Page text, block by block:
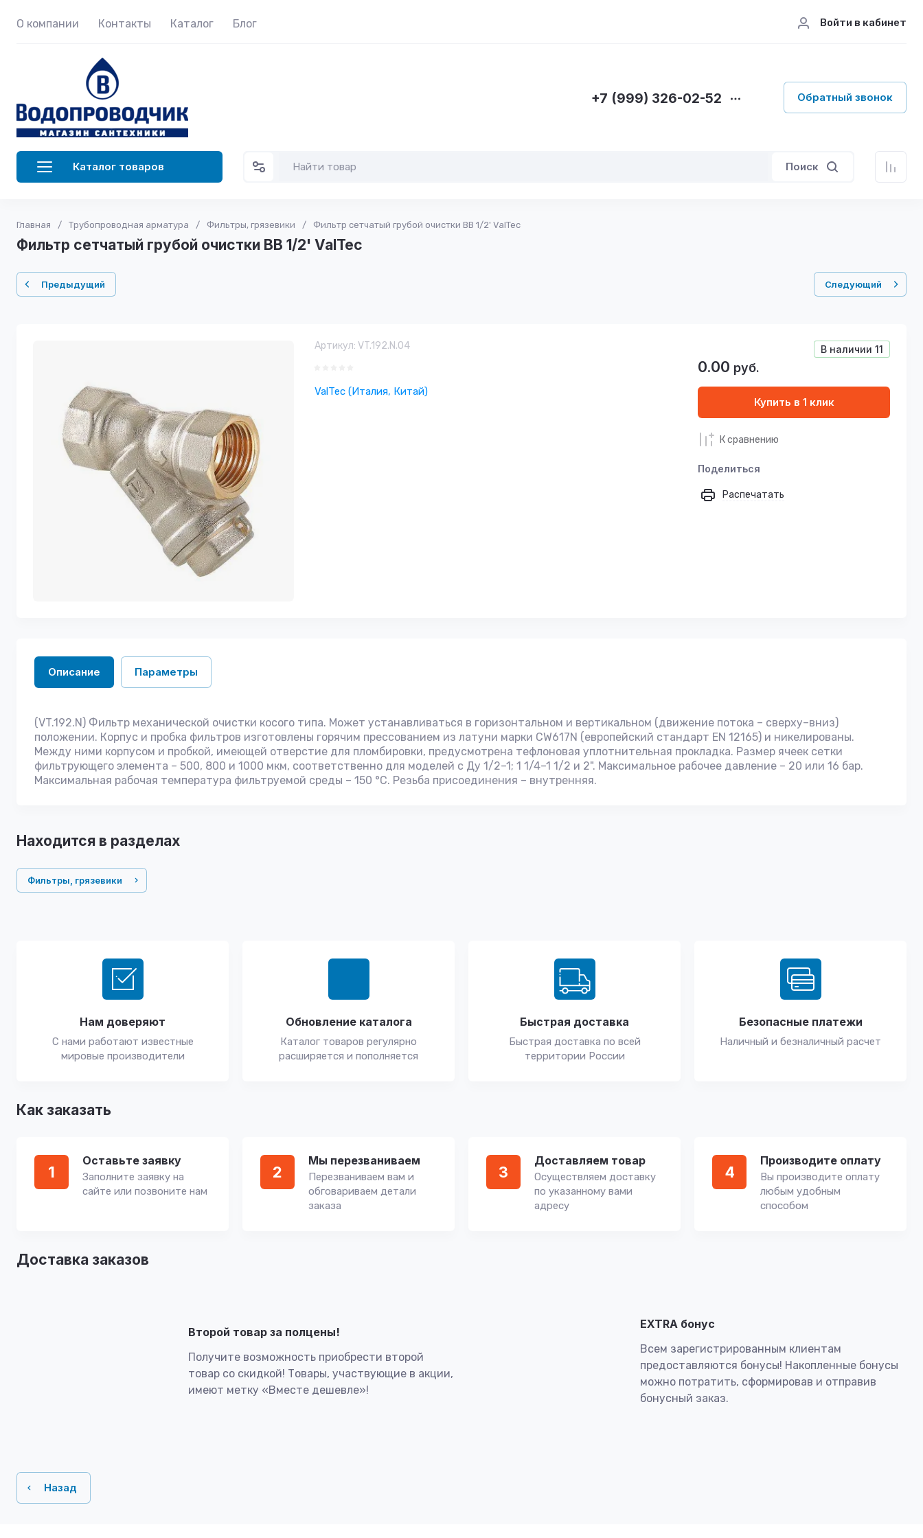
О компании Контакты Каталог Блог Войти в кабинет
+7 (999) 326-02-52 Обратный звонок
Каталог товаров Поиск
Главная / Трубопроводная арматура / Фильтры, грязевики / Фильтр сетчатый грубой очистки ВВ 1/2' ValTec
Фильтр сетчатый грубой очистки ВВ 1/2' ValTec
Предыдущий Следующий
Артикул: VT.192.N.04
ValTec (Италия, Китай)
В наличии 11
0.00 руб.
Купить в 1 клик
К сравнению
Поделиться
Распечатать
Описание Параметры
(VT.192.N) Фильтр механической очистки косого типа. Может устанавливаться в горизонтальном и вертикальном (движение потока – сверху–вниз)
положении. Корпус и пробка фильтров изготовлены горячим прессованием из латуни марки CW617N (европейский стандарт EN 12165) и никелированы.
Между ними корпусом и пробкой, имеющей отверстие для пломбировки, предусмотрена тефлоновая уплотнительная прокладка. Размер ячеек сетки
фильтрующего элемента – 500, 800 и 1000 мкм, соответственно для моделей с Ду 1/2–1; 1 1/4–1 1/2 и 2". Максимальное рабочее давление – 20 или 16 бар.
Максимальная рабочая температура фильтруемой среды – 150 °C. Резьба присоединения – внутренняя.
Находится в разделах
Фильтры, грязевики
Нам доверяют
С нами работают известные
мировые производители
Обновление каталога
Каталог товаров регулярно
расширяется и пополняется
Быстрая доставка
Быстрая доставка по всей
территории России
Безопасные платежи
Наличный и безналичный расчет
Как заказать
1
Оставьте заявку
Заполните заявку на
сайте или позвоните нам
2
Мы перезваниваем
Перезваниваем вам и
обговариваем детали
заказа
3
Доставляем товар
Осуществляем доставку
по указанному вами
адресу
4
Производите оплату
Вы производите оплату
любым удобным
способом
Доставка заказов
Второй товар за полцены!
Получите возможность приобрести второй
товар со скидкой! Товары, участвующие в акции,
имеют метку «Вместе дешевле»!
EXTRA бонус
Всем зарегистрированным клиентам
предоставляются бонусы! Накопленные бонусы
можно потратить, сформировав и отправив
бонусный заказ.
Назад